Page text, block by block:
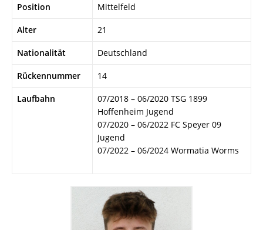
Position Mittelfeld
Alter 21
Nationalität Deutschland
Rückennummer 14
Laufbahn
07/2018 – 06/2020 TSG 1899
Hoffenheim Jugend
07/2020 – 06/2022 FC Speyer 09
Jugend
07/2022 – 06/2024 Wormatia Worms